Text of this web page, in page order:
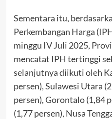
Sementara itu,
Perkembangan Harga
minggu IV Juli 2025,
mencatat IPH tertinggi
selanjutnya diikuti oleh
persen), Sulawesi Utara
persen), Gorontalo (1,84
(1,77 persen), Nusa